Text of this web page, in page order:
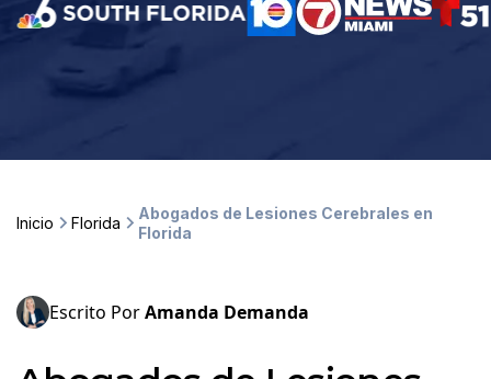
Inicio Florida
Abogados de Lesiones Cerebrales en
Florida
Escrito PorAmanda Demanda